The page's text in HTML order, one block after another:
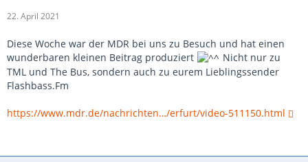
22. April 2021
Diese Woche war der MDR bei uns zu Besuch und hat einen
wunderbaren kleinen Beitrag produziert
Nicht nur zu
TML und The Bus, sondern auch zu eurem Lieblingssender
Flashbass.Fm
https://www.mdr.de/nachrichten…/erfurt/video-511150.html